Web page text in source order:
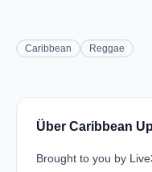
Caribbean Reggae
Über Caribbean
Brought to you by